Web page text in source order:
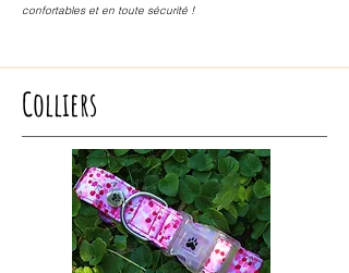
confortables et en toute sécurité !
Colliers